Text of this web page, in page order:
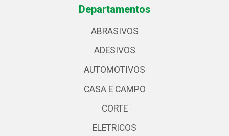
Departamentos
ABRASIVOS
ADESIVOS
AUTOMOTIVOS
CASA E CAMPO
CORTE
ELETRICOS